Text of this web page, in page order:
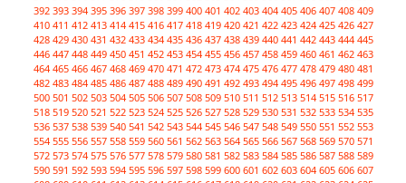
392 393 394 395 396 397 398 399 400 401 402 403 404 405 406 407 408 409
410 411 412 413 414 415 416 417 418 419 420 421 422 423 424 425 426 427
428 429 430 431 432 433 434 435 436 437 438 439 440 441 442 443 444 445
446 447 448 449 450 451 452 453 454 455 456 457 458 459 460 461 462 463
464 465 466 467 468 469 470 471 472 473 474 475 476 477 478 479 480 481
482 483 484 485 486 487 488 489 490 491 492 493 494 495 496 497 498 499
500 501 502 503 504 505 506 507 508 509 510 511 512 513 514 515 516 517
518 519 520 521 522 523 524 525 526 527 528 529 530 531 532 533 534 535
536 537 538 539 540 541 542 543 544 545 546 547 548 549 550 551 552 553
554 555 556 557 558 559 560 561 562 563 564 565 566 567 568 569 570 571
572 573 574 575 576 577 578 579 580 581 582 583 584 585 586 587 588 589
590 591 592 593 594 595 596 597 598 599 600 601 602 603 604 605 606 607